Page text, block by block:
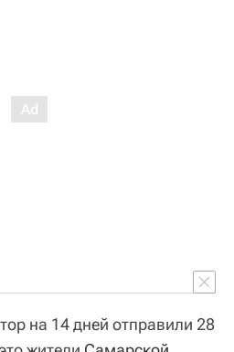
на 14 дней отправили 28